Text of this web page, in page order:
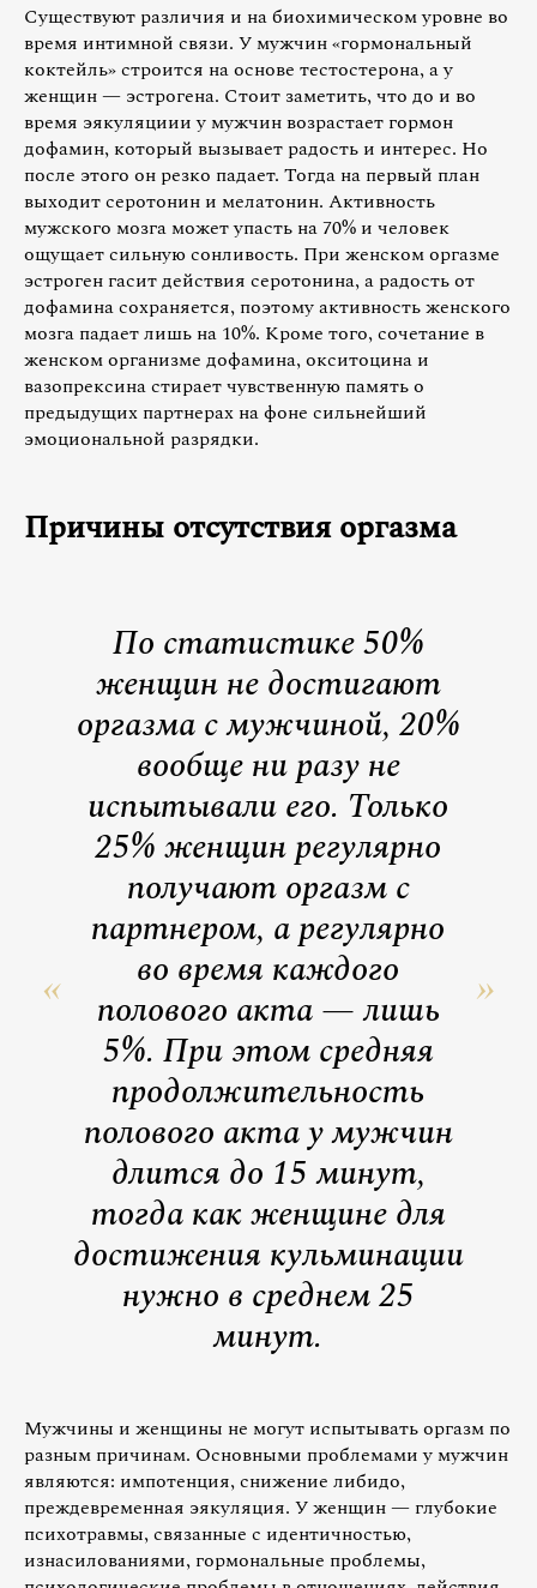
Существуют различия и на биохимическом уровне во
время интимной связи. У мужчин «гормональный
коктейль» строится на основе тестостерона, а у
женщин — эстрогена. Стоит заметить, что до и во
время эякуляциии у мужчин возрастает гормон
дофамин, который вызывает радость и интерес. Но
после этого он резко падает. Тогда на первый план
выходит серотонин и мелатонин. Активность
мужского мозга может упасть на 70% и человек
ощущает сильную сонливость. При женском оргазме
эстроген гасит действия серотонина, а радость от
дофамина сохраняется, поэтому активность женского
мозга падает лишь на 10%. Кроме того, сочетание в
женском организме дофамина, окситоцина и
вазопрексина стирает чувственную память о
предыдущих партнерах на фоне сильнейший
эмоциональной разрядки.
Причины отсутствия оргазма
По статистике 50%
женщин не достигают
оргазма с мужчиной, 20%
вообще ни разу не
испытывали его. Только
25% женщин регулярно
получают оргазм с
партнером, а регулярно
во время каждого
полового акта — лишь
5%. При этом средняя
продолжительность
полового акта у мужчин
длится до 15 минут,
тогда как женщине для
достижения кульминации
нужно в среднем 25
минут.
Мужчины и женщины не могут испытывать оргазм по
разным причинам. Основными проблемами у мужчин
являются: импотенция, снижение либидо,
преждевременная эякуляция. У женщин — глубокие
психотравмы, связанные с идентичностью,
изнасилованиями, гормональные проблемы,